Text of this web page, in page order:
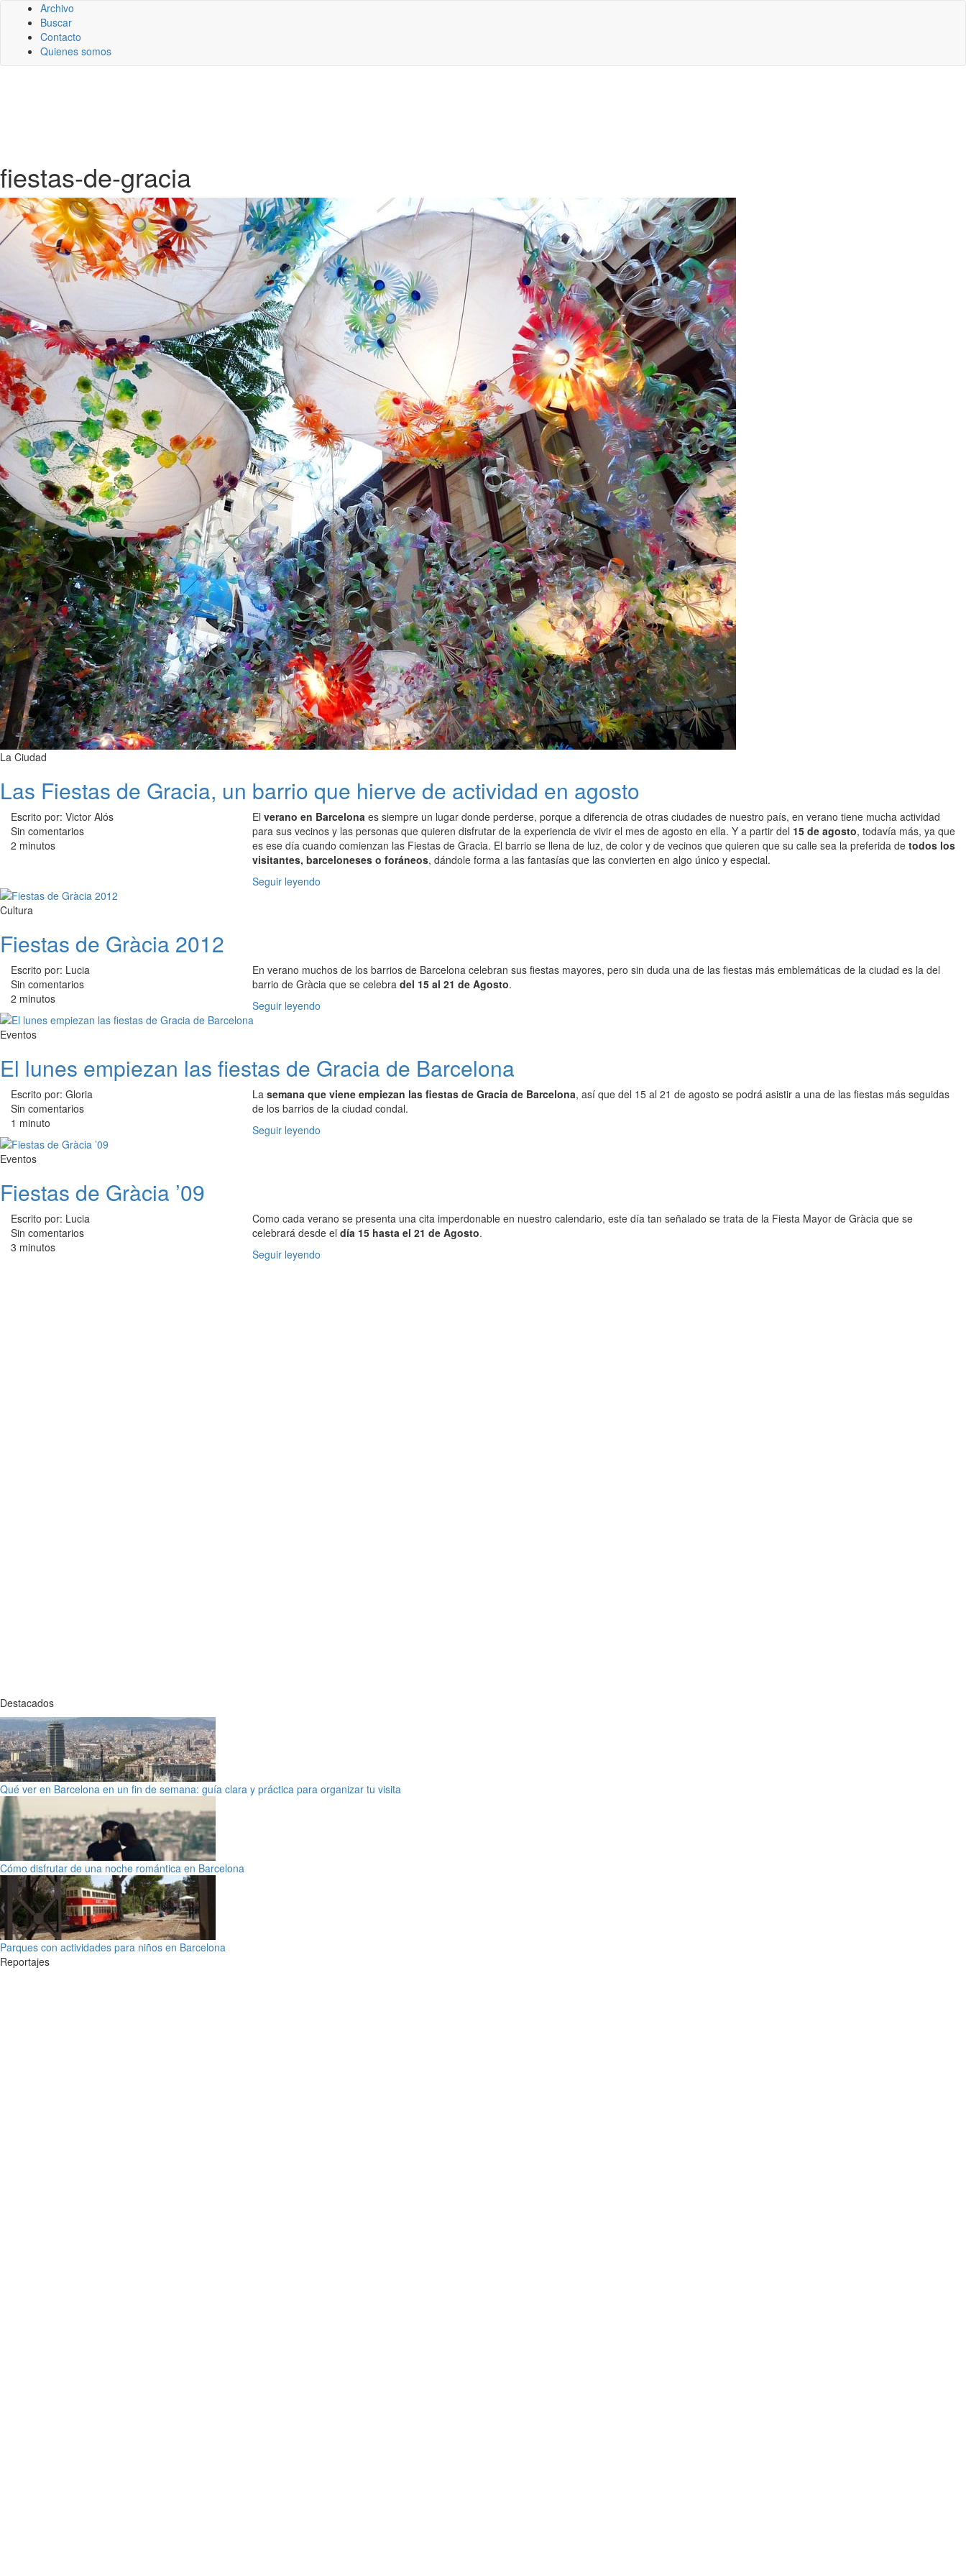
Archivo
Buscar
Contacto
Quienes somos
fiestas-de-gracia
La Ciudad
Las Fiestas de Gracia, un barrio que hierve de actividad en agosto
Escrito por: Victor Alós
Sin comentarios
2 minutos
El verano en Barcelona es siempre un lugar donde perderse, porque a diferencia de otras ciudades de nuestro país, en verano tiene mucha actividad
para sus vecinos y las personas que quieren disfrutar de la experiencia de vivir el mes de agosto en ella. Y a partir del 15 de agosto, todavía más, ya que
es ese día cuando comienzan las Fiestas de Gracia. El barrio se llena de luz, de color y de vecinos que quieren que su calle sea la preferida de todos los
visitantes, barceloneses o foráneos, dándole forma a las fantasías que las convierten en algo único y especial.
Seguir leyendo
Cultura
Fiestas de Gràcia 2012
Escrito por: Lucia
Sin comentarios
2 minutos
En verano muchos de los barrios de Barcelona celebran sus fiestas mayores, pero sin duda una de las fiestas más emblemáticas de la ciudad es la del
barrio de Gràcia que se celebra del 15 al 21 de Agosto.
Seguir leyendo
Eventos
El lunes empiezan las fiestas de Gracia de Barcelona
Escrito por: Gloria
Sin comentarios
1 minuto
La semana que viene empiezan las fiestas de Gracia de Barcelona, así que del 15 al 21 de agosto se podrá asistir a una de las fiestas más seguidas
de los barrios de la ciudad condal.
Seguir leyendo
Eventos
Fiestas de Gràcia ’09
Escrito por: Lucia
Sin comentarios
3 minutos
Como cada verano se presenta una cita imperdonable en nuestro calendario, este día tan señalado se trata de la Fiesta Mayor de Gràcia que se
celebrará desde el día 15 hasta el 21 de Agosto.
Seguir leyendo
Destacados
Qué ver en Barcelona en un fin de semana: guía clara y práctica para organizar tu visita
Cómo disfrutar de una noche romántica en Barcelona
Parques con actividades para niños en Barcelona
Reportajes